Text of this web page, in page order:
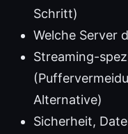
Schritt)
Welche Server
Streaming-
Alternative)
Sicherheit,